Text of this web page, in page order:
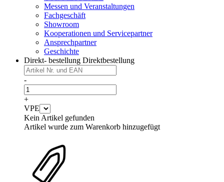
Messen und Veranstaltungen
Fachgeschäft
Showroom
Kooperationen und Servicepartner
Ansprechpartner
Geschichte
Direkt- bestellung Direktbestellung
-
+
VPE
Kein Artikel gefunden
Artikel wurde zum Warenkorb hinzugefügt